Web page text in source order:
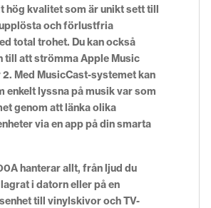
hög kvalitet som är unikt sett till
och förlustfria
total trohet. Du kan också
till att strömma Apple Music
Med MusicCast-systemet kan
enkelt lyssna på musik var som
genom att länka olika
via en app på din smarta
hanterar allt, från ljud du
i datorn eller på en
till vinylskivor och TV-